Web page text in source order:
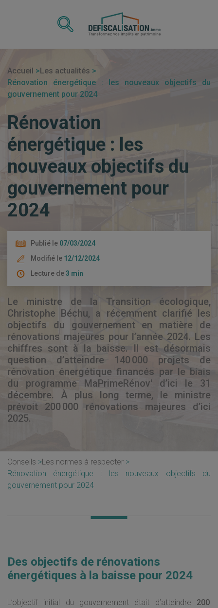
Accueil
Les actualités
Rénovation énergétique : les nouveaux objectifs du
gouvernement pour 2024
Rénovation
énergétique : les
nouveaux objectifs du
gouvernement pour
2024
Publié le 07/03/2024
Modifié le 12/12/2024
Lecture de3 min
Le ministre de la Transition écologique,
Christophe Béchu, a récemment clarifié les
objectifs du gouvernement en matière de
rénovations majeures pour l’année 2024. Les
chiffres sont à la baisse. Il est désormais
question d’atteindre 140 000 projets de
rénovation énergétique financés par le biais
du programme MaPrimeRénov' d’ici le 31
décembre. À plus long terme, le ministre
prévoit 200 000 rénovations majeures d’ici
2025.
Conseils
Les normes à respecter
Rénovation énergétique : les nouveaux objectifs du
gouvernement pour 2024
Des objectifs de rénovations
énergétiques à la baisse pour 2024
L’objectif initial du gouvernement était d’atteindre 200